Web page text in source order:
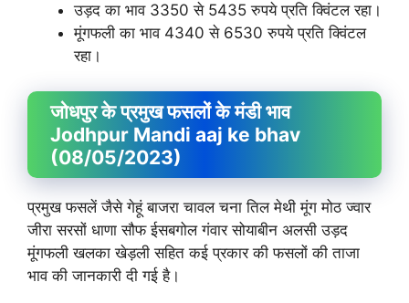
उड़द का भाव 3350 से 5435 रुपये प्रति क्विंटल रहा।
मूंगफली का भाव 4340 से 6530 रुपये प्रति क्विंटल
रहा।
जोधपुर के प्रमुख फसलों के मंडी भाव
Jodhpur Mandi aaj ke bhav
(08/05/2023)
प्रमुख फसलें जैसे गेहूं बाजरा चावल चना तिल मेथी मूंग मोठ ज्वार
जीरा सरसों धाणा सौफ ईसबगोल गंवार सोयाबीन अलसी उड़द
मूंगफली खलका खेड़ली सहित कई प्रकार की फसलों की ताजा
भाव की जानकारी दी गई है।